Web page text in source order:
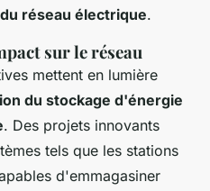
réseau électrique.
sur le réseau
mettent en lumière
du stockage d'énergie
. Des projets innovants
tels que les stations
d'emmagasiner